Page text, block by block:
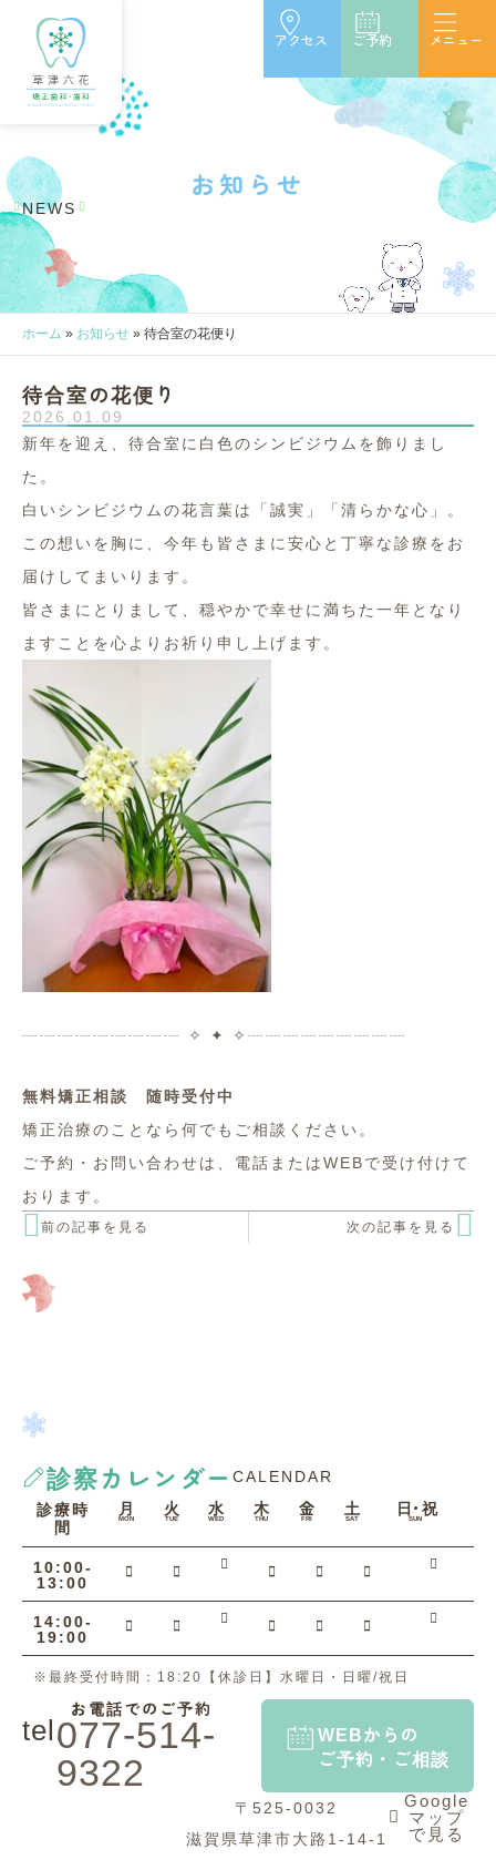
メニュー
アクセス ご予約
お 知 ら せ
NEWS
ホーム » お知らせ » 待合室の花便り
待合室の花便り
2026.01.09
新年を迎え、待合室に白色のシンビジウムを飾りまし
た。
白いシンビジウムの花言葉は「誠実」「清らかな心」。
この想いを胸に、 今年も皆さまに安心と丁寧な診療をお
届けしてまいります。
皆さまにとりまして、 穏やかで幸せに満ちた一年となり
ますことを心よりお祈り申し上げ ます。
┈┈┈┈┈┈┈┈┈ ✧ ✦ ✧┈┈┈┈┈┈┈┈┈
無料矯正相談 随時受付中
矯正治療のことなら何でもご相談ください。
ご予約・お問い合わせは、 電話またはWEBで受け付けて
おります。
前の記事を見る 次の記事を見る
診察カレンダー CALENDAR
診療時
間
月
MON 火
TUE 水
WED 木
THU 金
FRI 土
SAT 日・祝
SUN
10:00-
13:00
14:00-
19:00
※最終受付時間：18:20【休診日】水曜日・日曜/祝日
お電話でのご予約
tel.077-514-
9322
WEBからの
ご予約・ご相談
〒525-0032
滋賀県草津市大路1-14-1
Google
マップ
で見る